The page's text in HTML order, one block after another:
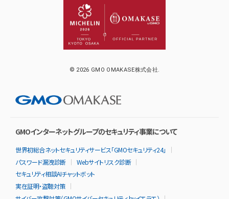
© 2026 GMO OMAKASE株式会社.
GMOインターネットグループのセキュリティ事業について
世界初総合ネットセキュリティサービス「GMOセキュリティ24」
パスワード漏洩診断
Webサイトリスク診断
セキュリティ相談AIチャットボット
実在証明・盗聴対策